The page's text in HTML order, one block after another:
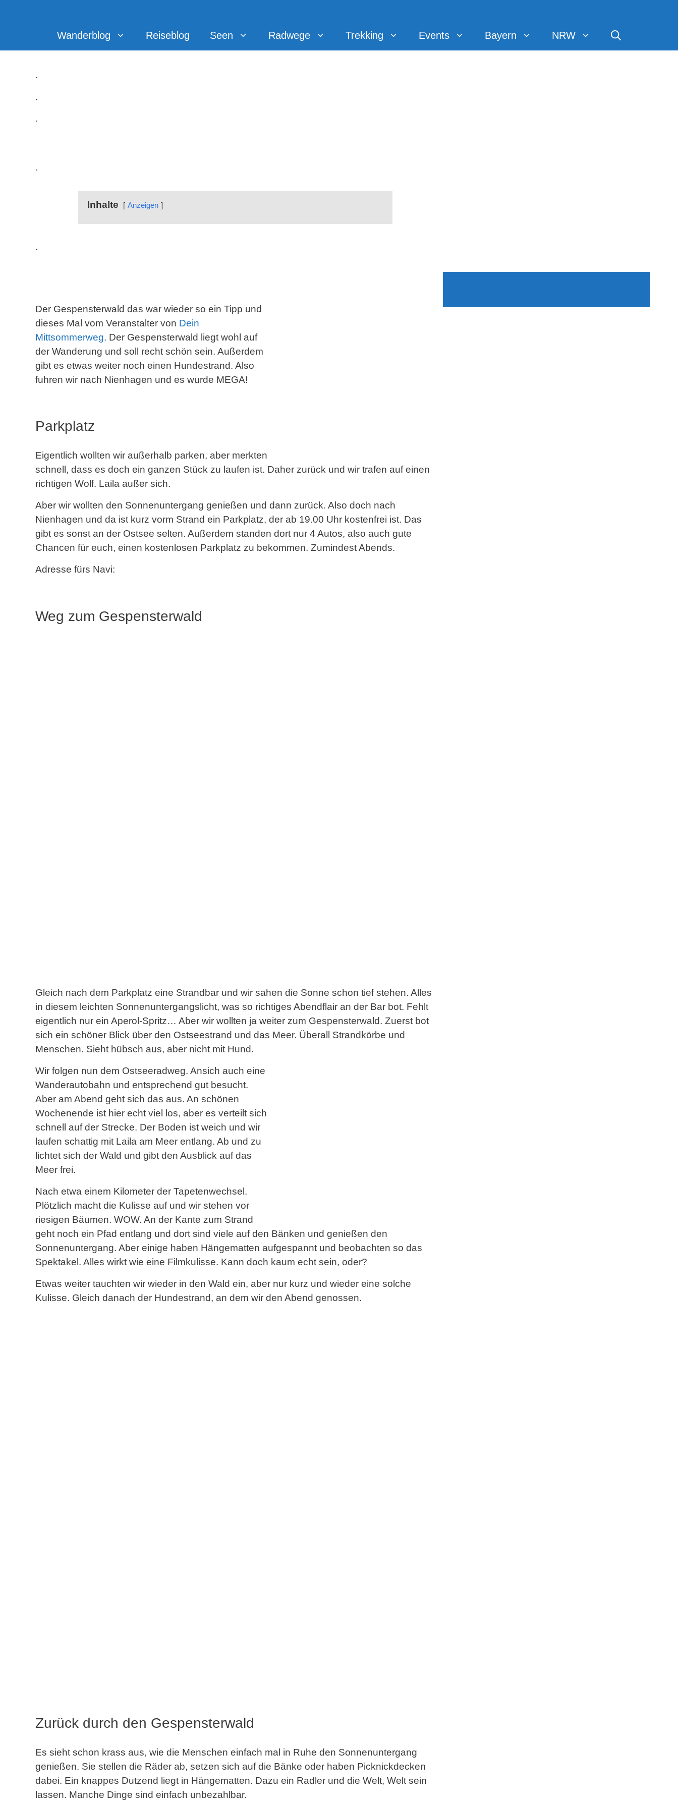
Wanderblog Reiseblog Seen Radwege Trekking Events Bayern NRW
.
.
.
.
Inhalte Anzeigen
.
Der Gespensterwald das war wieder so ein Tipp und
dieses Mal vom Veranstalter von Dein
Mittsommerweg. Der Gespensterwald liegt wohl auf
der Wanderung und soll recht schön sein. Außerdem
gibt es etwas weiter noch einen Hundestrand. Also
fuhren wir nach Nienhagen und es wurde MEGA!
Parkplatz
Eigentlich wollten wir außerhalb parken, aber merkten
schnell, dass es doch ein ganzen Stück zu laufen ist. Daher zurück und wir trafen auf einen
richtigen Wolf. Laila außer sich.
Aber wir wollten den Sonnenuntergang genießen und dann zurück. Also doch nach
Nienhagen und da ist kurz vorm Strand ein Parkplatz, der ab 19.00 Uhr kostenfrei ist. Das
gibt es sonst an der Ostsee selten. Außerdem standen dort nur 4 Autos, also auch gute
Chancen für euch, einen kostenlosen Parkplatz zu bekommen. Zumindest Abends.
Adresse fürs Navi:
Weg zum Gespensterwald
Gleich nach dem Parkplatz eine Strandbar und wir sahen die Sonne schon tief stehen. Alles
in diesem leichten Sonnenuntergangslicht, was so richtiges Abendflair an der Bar bot. Fehlt
eigentlich nur ein Aperol-Spritz… Aber wir wollten ja weiter zum Gespensterwald. Zuerst bot
sich ein schöner Blick über den Ostseestrand und das Meer. Überall Strandkörbe und
Menschen. Sieht hübsch aus, aber nicht mit Hund.
Wir folgen nun dem Ostseeradweg. Ansich auch eine
Wanderautobahn und entsprechend gut besucht.
Aber am Abend geht sich das aus. An schönen
Wochenende ist hier echt viel los, aber es verteilt sich
schnell auf der Strecke. Der Boden ist weich und wir
laufen schattig mit Laila am Meer entlang. Ab und zu
lichtet sich der Wald und gibt den Ausblick auf das
Meer frei.
Nach etwa einem Kilometer der Tapetenwechsel.
Plötzlich macht die Kulisse auf und wir stehen vor
riesigen Bäumen. WOW. An der Kante zum Strand
geht noch ein Pfad entlang und dort sind viele auf den Bänken und genießen den
Sonnenuntergang. Aber einige haben Hängematten aufgespannt und beobachten so das
Spektakel. Alles wirkt wie eine Filmkulisse. Kann doch kaum echt sein, oder?
Etwas weiter tauchten wir wieder in den Wald ein, aber nur kurz und wieder eine solche
Kulisse. Gleich danach der Hundestrand, an dem wir den Abend genossen.
Zurück durch den Gespensterwald
Es sieht schon krass aus, wie die Menschen einfach mal in Ruhe den Sonnenuntergang
genießen. Sie stellen die Räder ab, setzen sich auf die Bänke oder haben Picknickdecken
dabei. Ein knappes Dutzend liegt in Hängematten. Dazu ein Radler und die Welt, Welt sein
lassen. Manche Dinge sind einfach unbezahlbar.